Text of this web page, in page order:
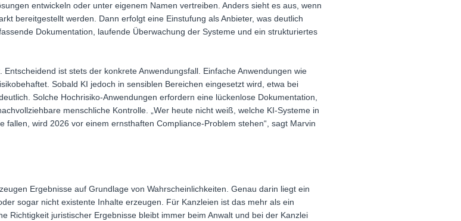
entwickeln oder unter eigenem Namen vertreiben. Anders sieht es aus, wenn
bereitgestellt werden. Dann erfolgt eine Einstufung als Anbieter, was deutlich
Dokumentation, laufende Überwachung der Systeme und ein strukturiertes
ist stets der konkrete Anwendungsfall. Einfache Anwendungen wie
Sobald KI jedoch in sensiblen Bereichen eingesetzt wird, etwa bei
Solche Hochrisiko-Anwendungen erfordern eine lückenlose Dokumentation,
menschliche Kontrolle. „Wer heute nicht weiß, welche KI-Systeme in
fallen, wird 2026 vor einem ernsthaften Compliance-Problem stehen“, sagt Marvin
Ergebnisse auf Grundlage von Wahrscheinlichkeiten. Genau darin liegt ein
sogar nicht existente Inhalte erzeugen. Für Kanzleien ist das mehr als ein
Richtigkeit juristischer Ergebnisse bleibt immer beim Anwalt und bei der Kanzlei